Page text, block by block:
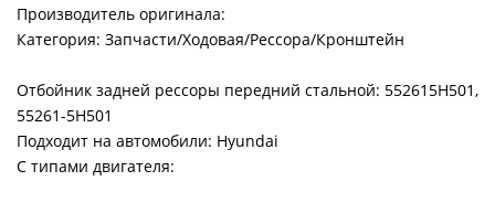
Производитель оригинала:
Категория: Запчасти/Ходовая/Рессора/Кронштейн
Отбойник задней рессоры передний стальной: 552615H501,
55261-5H501
Подходит на автомобили: Hyundai
С типами двигателя: